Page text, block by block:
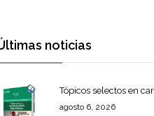
noticias
Tópicos selectos en
agosto 6, 2026